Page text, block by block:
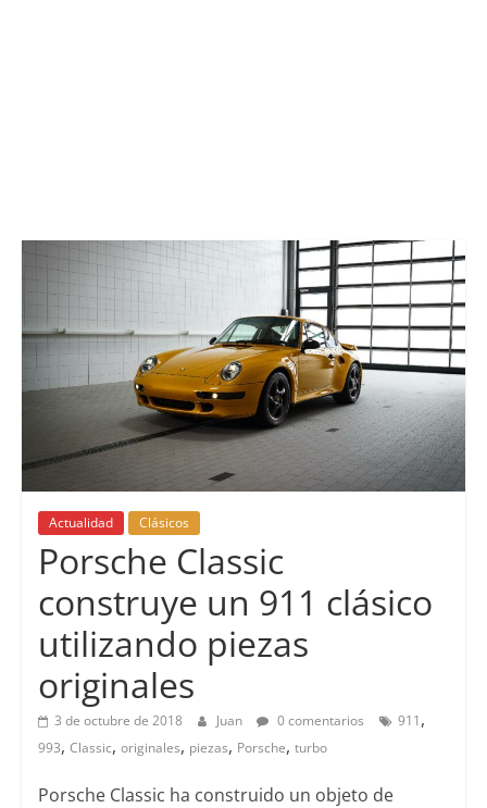
Actualidad Clásicos
Porsche Classic
construye un 911 clásico
utilizando piezas
originales
3 de octubre de 2018 Juan 0 comentarios 911,
993, Classic, originales, piezas, Porsche, turbo
Porsche Classic ha construido un objeto de